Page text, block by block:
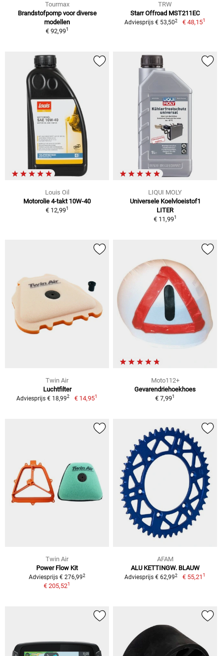
Tourmax
Brandstofpomp voor diverse
modellen
€ 92,991
TRW
Starr Offroad MST211EC
Adviesprijs € 53,502 € 48,151
Louis Oil
Motorolie 4-takt 10W-40
€ 12,991
LIQUI MOLY
Universele Koelvloeistof1
LITER
€ 11,991
Twin Air
Luchtfilter
Adviesprijs € 18,992 € 14,951
Moto112+
Gevarendriehoekhoes
€ 7,991
Twin Air
Power Flow Kit
Adviesprijs € 276,992
€ 205,521
AFAM
ALU KETTINGW. BLAUW
Adviesprijs € 62,992 € 55,211